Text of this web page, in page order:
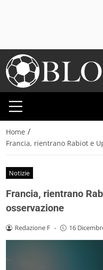
Home /
Francia, rientrano Rabiot e
Notizie
Francia, rientrano
osservazione
Redazione F - 16